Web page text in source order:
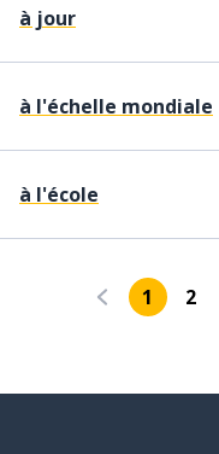
à jour
à l'échelle mondiale
à l'école
1 2